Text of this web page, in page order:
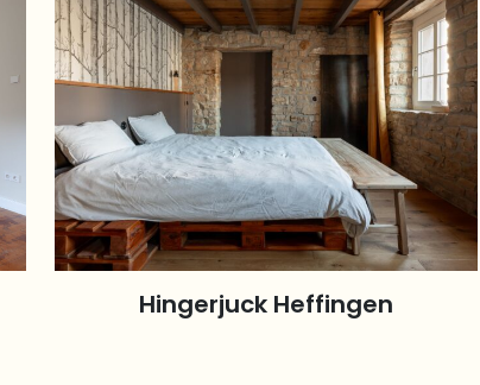
Hingerjuck Heffingen